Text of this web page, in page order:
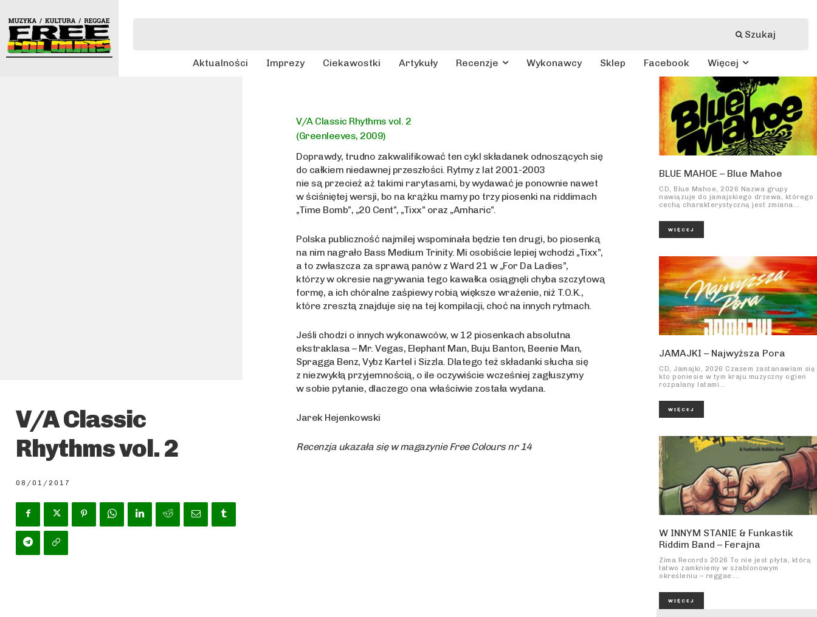
Szukaj
Aktualności Imprezy Ciekawostki Artykuły Recenzje Wykonawcy Sklep Facebook Więcej
V/A Classic
Rhythms vol. 2
08/01/2017
V/A Classic Rhythms vol. 2
(Greenleeves, 2009)
Doprawdy, trudno zakwalifikować ten cykl składanek odnoszących się
do całkiem niedawnej przeszłości. Rytmy z lat 2001-2003
nie są przecież aż takimi rarytasami, by wydawać je ponownie nawet
w ściśniętej wersji, bo na krążku mamy po trzy piosenki na riddimach
„Time Bomb”, „20 Cent”, „Tixx” oraz „Amharic”.
Polska publiczność najmilej wspominała będzie ten drugi, bo piosenką
na nim nagrało Bass Medium Trinity. Mi osobiście lepiej wchodzi „Tixx”,
a to zwłaszcza za sprawą panów z Ward 21 w „For Da Ladies”,
którzy w okresie nagrywania tego kawałka osiągnęli chyba szczytową
formę, a ich chóralne zaśpiewy robią większe wrażenie, niż T.O.K.,
które zresztą znajduje się na tej kompilacji, choć na innych rytmach.
Jeśli chodzi o innych wykonawców, w 12 piosenkach absolutna
ekstraklasa – Mr. Vegas, Elephant Man, Buju Banton, Beenie Man,
Spragga Benz, Vybz Kartel i Sizzla. Dlatego też składanki słucha się
z niezwykłą przyjemnością, o ile oczywiście wcześniej zagłuszymy
w sobie pytanie, dlaczego ona właściwie została wydana.
Jarek Hejenkowski
Recenzja ukazała się w magazynie Free Colours nr 14
BLUE MAHOE – Blue Mahoe
CD, Blue Mahoe, 2026 Nazwa grupy
nawiązuje do jamajskiego drzewa, którego
cechą charakterystyczną jest zmiana...
WIĘCEJ
JAMAJKI – Najwyższa Pora
CD, Jamajki, 2026 Czasem zastanawiam się
kto poniesie w tym kraju muzyczny ogień
rozpalany latami...
WIĘCEJ
W INNYM STANIE & Funkastik
Riddim Band – Ferajna
Zima Records 2026 To nie jest płyta, którą
łatwo zamkniemy w szablonowym
określeniu – reggae....
WIĘCEJ